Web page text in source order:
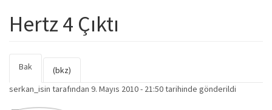
Hertz 4 Çıktı
Birincil sekmeler
Bak
sekme)
(bkz)
serkan_isin tarafından 9. Mayıs 2010 - 21:50 tarihinde gönderildi